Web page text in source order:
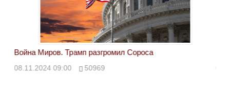
Война Миров. Трамп разгромил Сороса
08.11.2024 09:00 50969